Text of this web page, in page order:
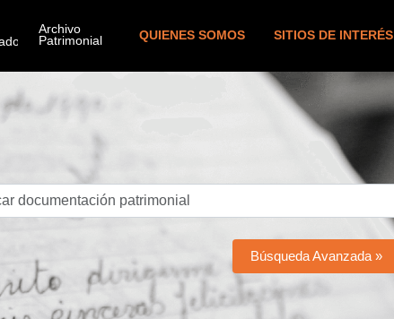
QUIENES SOMOS SITIOS DE INTERÉS
Búsqueda Avanzada »